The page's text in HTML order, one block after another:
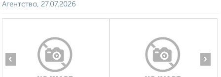
Агентство, 27.07.2026
‹ ›